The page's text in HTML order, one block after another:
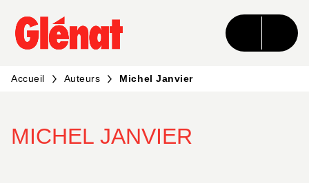
MENU RECHERCHE CONTENU
PIED DE PAGE
Accueil Auteurs Michel Janvier
MICHEL JANVIER